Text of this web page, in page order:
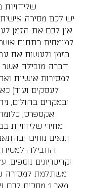
שליחויות
יש לכם מסירה
אין לכם את הזמן
למומחים בתחום
חברה מובילה אשר
למסירות אישיות
לעסקים ועוד)
ובמקרים בהולים,
אקספרס,
תנאים נוחים
החבילה
וקריטריונים
משתלמת למסירה
מאך 1 מחכים